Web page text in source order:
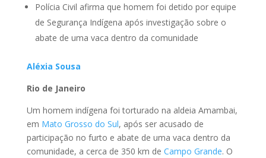
Polícia Civil afirma que homem foi detido por equipe
de Segurança Indígena após investigação sobre o
abate de uma vaca dentro da comunidade
Aléxia Sousa
Rio de Janeiro
Um homem indígena foi torturado na aldeia Amambai,
em Mato Grosso do Sul, após ser acusado de
participação no furto e abate de uma vaca dentro da
comunidade, a cerca de 350 km de Campo Grande. O